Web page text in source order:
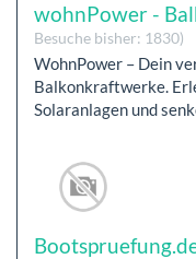
wohnPower -
Besuche bisher: 1830)
WohnPower – Dein
Balkonkraftwerke.
Solaranlagen und